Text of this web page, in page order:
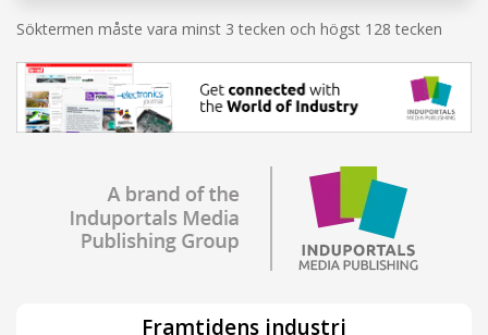
Söktermen måste vara minst 3 tecken och högst 128 tecken
Framtidens industri